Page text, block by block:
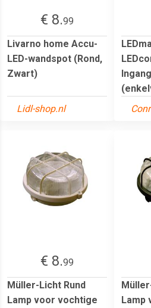
€ 8.99
Livarno home Accu-
LED-wandspot (Rond,
Zwart)
Lidl-shop.nl
€ 8.99
Müller-Licht Rund
Lamp voor vochtige
Lamp